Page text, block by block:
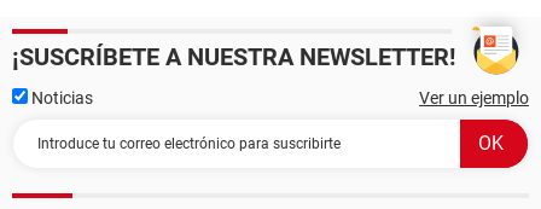
¡SUSCRÍBETE A NUESTRA NEWSLETTER!
Noticias Ver un ejemplo